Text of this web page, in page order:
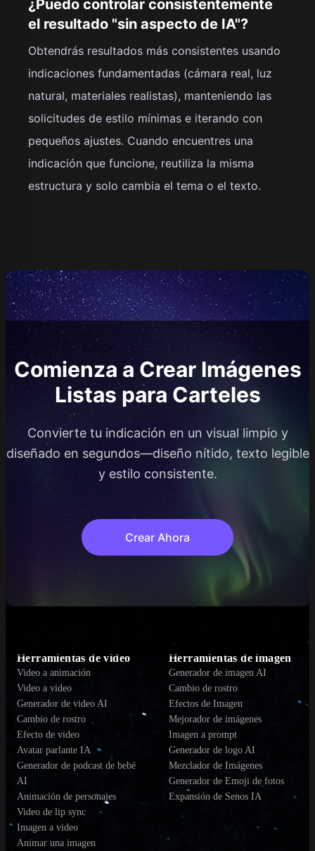
¿Puedo controlar consistentemente
el resultado "sin aspecto de IA"?
Obtendrás resultados más consistentes usando
indicaciones fundamentadas (cámara real, luz
natural, materiales realistas), manteniendo las
solicitudes de estilo mínimas e iterando con
pequeños ajustes. Cuando encuentres una
indicación que funcione, reutiliza la misma
estructura y solo cambia el tema o el texto.
Comienza a Crear Imágenes
Listas para Carteles
Convierte tu indicación en un visual limpio y
diseñado en segundos—diseño nítido, texto legible
y estilo consistente.
Crear Ahora
Herramientas de video
Video a animación
Video a video
Generador de video AI
Cambio de rostro
Efecto de video
Avatar parlante IA
Generador de podcast de bebé
AI
Animación de personajes
Video de lip sync
Imagen a video
Animar una imagen
Herramientas de imagen
Generador de imagen AI
Cambio de rostro
Efectos de Imagen
Mejorador de imágenes
Imagen a prompt
Generador de logo AI
Mezclador de Imágenes
Generador de Emoji de fotos
Expansión de Senos IA